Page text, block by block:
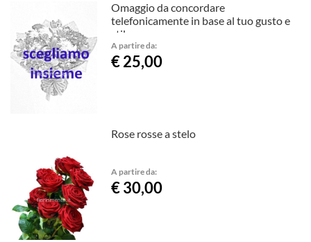
Omaggio da concordare
telefonicamente in base al tuo gusto e
stile.
A partire da:
€ 25,00
Rose rosse a stelo
A partire da:
€ 30,00